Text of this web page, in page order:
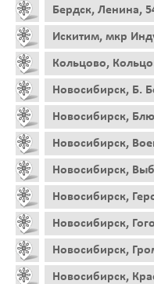
Бердск, Ленина,
Искитим, мкр
Кольцово,
Новосибирск, Б.
Новосибирск,
Новосибирск,
Новосибирск,
Новосибирск,
Новосибирск,
Новосибирск,
Новосибирск,